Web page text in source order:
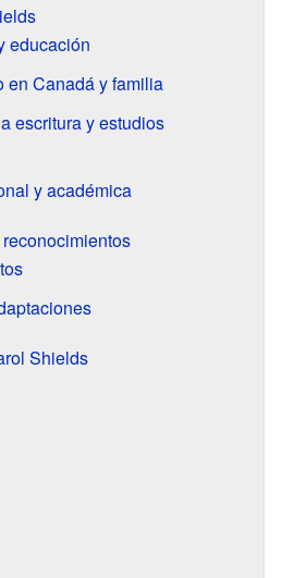
educación
en Canadá y familia
escritura y estudios
y académica
Shields